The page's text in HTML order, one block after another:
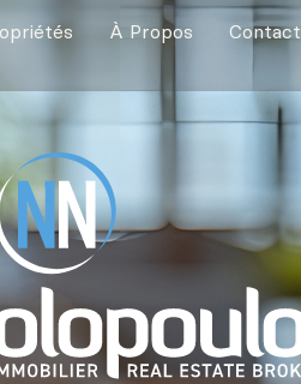
À Propos Contact